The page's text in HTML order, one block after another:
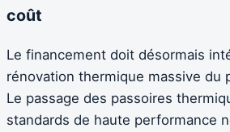
coût
Le financement doit désormais
rénovation thermique massive du
Le passage des passoires
standards de haute performance